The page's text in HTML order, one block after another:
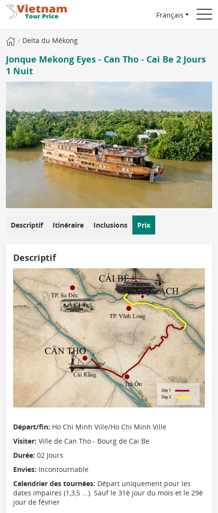
Français
Delta du Mékong
Jonque Mekong Eyes - Can Tho - Cai Be 2 Jours
1 Nuit
Descriptif Itinéraire Inclusions Prix
Descriptif
Départ/fin: Ho Chi Minh Ville/Ho Chi Minh Ville
Visiter: Ville de Can Tho - Bourg de Cai Be
Durée: 02 Jours
Envies: Incontournable
Calendrier des tournées: Départ uniquement pour les
dates impaires (1,3,5 ...). Sauf le 31è jour du mois et le 29è
jour de février